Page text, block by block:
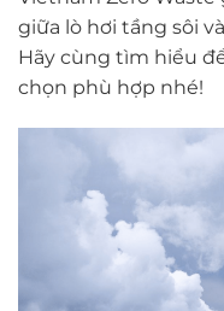
giữa lò hơi tầng sôi
Hãy cùng tìm hiểu
chọn phù hợp nhé!